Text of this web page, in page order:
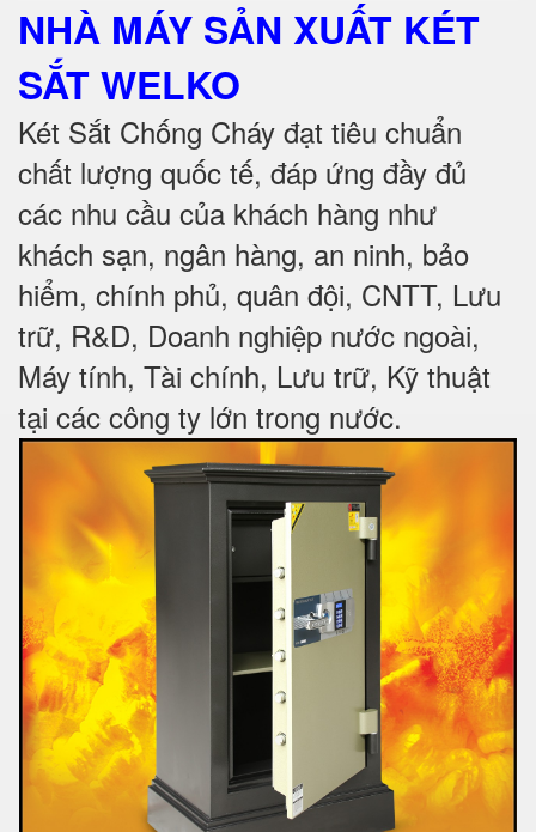
NHÀ MÁY SẢN XUẤT KÉT
SẮTWELKO
Két Sắt Chống Cháy đạt tiêu chuẩn
chất lượng quốc tế, đáp ứng đầy đủ
các nhu cầu của khách hàng như
khách sạn, ngân hàng, an ninh, bảo
hiểm, chính phủ, quân đội, CNTT, Lưu
trữ, R&D, Doanh nghiệp nước ngoài,
Máy tính, Tài chính, Lưu trữ, Kỹ thuật
tại các công ty lớn trong nước.